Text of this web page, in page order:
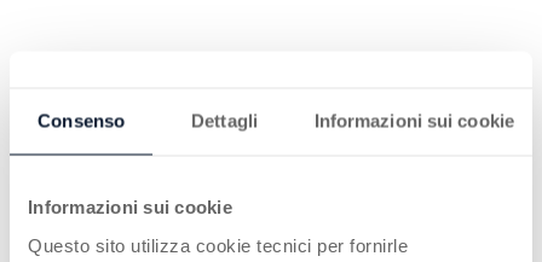
Consenso Dettagli Informazioni sui cookie
Informazioni sui cookie
Questo sito utilizza cookie tecnici per fornirle